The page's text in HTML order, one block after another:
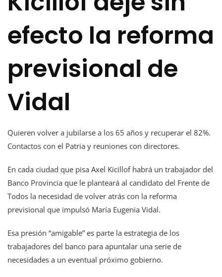
efecto la reforma
previsional de
Vidal
Quieren volver a jubilarse a los 65 años y recuperar el 82%.
Contactos con el Patria y reuniones con directores.
En cada ciudad que pisa Axel Kicillof habrá un trabajador del
Banco Provincia que le planteará al candidato del Frente de
Todos la necesidad de volver atrás con la reforma
previsional que impulsó María Eugenia Vidal.
Esa presión “amigable” es parte la estrategia de los
trabajadores del banco para apuntalar una serie de
necesidades a un eventual próximo gobierno.